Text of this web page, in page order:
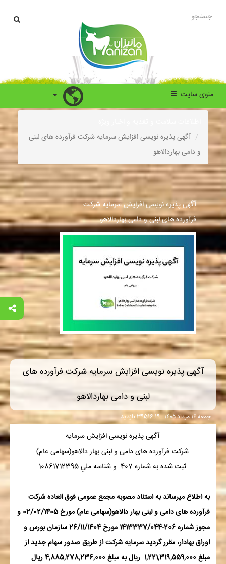
منوی سایت
آگهی پذیره نویسی افزایش سرمایه شرکت فرآورده های لبنی
و دامی بهاردالاهو
آگهی پذیره نویسی افزایش سرمایه شرکت
فرآورده های لبنی و دامی بهاردالاهو
آگهی پذیره نویسی افزایش سرمایه شرکت فرآورده های
لبنی و دامی بهاردالاهو
جمعه ۱۶ مرداد ۱۴۰۵ | 16:19 395 بازدید
آگهی پذیره نویسی افزایش سرمایه
شركت فرآورده های دامی و لبنی بهار دالاهو(سهامی عام)
ثبت شده به شماره 407 و شناسه ملي 10861712395
به اطلاع میرساند به استناد مصوبه مجمع عمومی فوق العاده شرکت
فرآورده های دامی و لبنی بهار دالاهو(سهامی عام) مورخ 02/02/1405 و
مجوز شماره 206-1413337/044 مورخ 26/11/1404 سازمان بورس و
اوراق بهادار، مقرر گردید سرمایه شرکت از طریق صدور سهام جدید از
مبلغ 1,221,319,559,000 ریال به مبلغ 4,885,278,236,000 ریال